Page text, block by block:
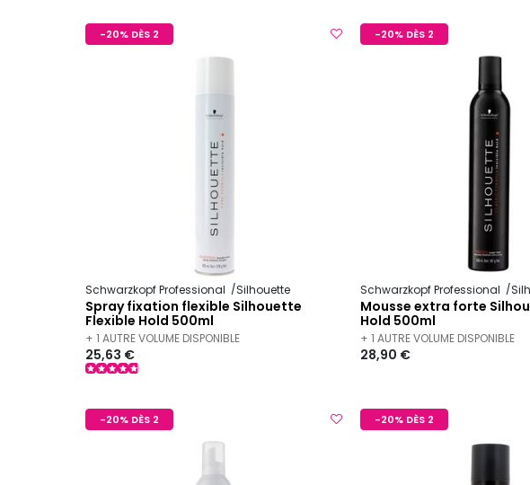
-20% DÈS 2
Schwarzkopf Professional Silhouette
Spray fixation flexible Silhouette
Flexible Hold 500ml
+ 1 AUTRE VOLUME DISPONIBLE
25,63 €
-20% DÈS 2
Schwarzkopf Professional
Mousse extra forte
Hold 500ml
+ 1 AUTRE VOLUME DISPONIBLE
28,90 €
-20% DÈS 2 -20% DÈS 2